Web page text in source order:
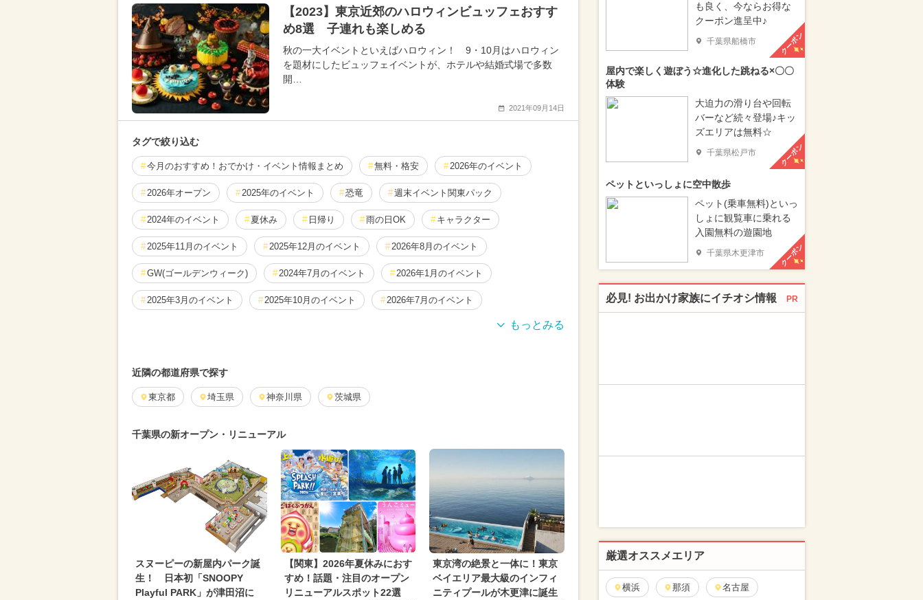
【2023】東京近郊のハロウィンビュッフェおすす
め8選 子連れも楽しめる
秋の一大イベントといえばハロウィン！ 9・10月はハロウィン
を題材にしたビュッフェイベントが、ホテルや結婚式場で多数
開…
2021年09月14日
タグで絞り込む
今月のおすすめ！おでかけ・イベント情報まとめ 無料・格安 2026年のイベント
2026年オープン 2025年のイベント 恐竜 週末イベント関東パック
2024年のイベント 夏休み 日帰り 雨の日OK キャラクター
2025年11月のイベント 2025年12月のイベント 2026年8月のイベント
GW(ゴールデンウィーク) 2024年7月のイベント 2026年1月のイベント
2025年3月のイベント 2025年10月のイベント 2026年7月のイベント
2026年3月のイベント
2024年4月のイベント 2024年9月のイベント
2024年8月のイベント 2025年1月のイベント
2025年7月のイベント 2026年4月のイベント 2024年10月のイベント
2025年2月のイベント 2025年5月のイベント ハロウィン 春休み
イルミネーション 夏休み（日帰り） 2023年12月のイベント
2024年5月のイベント 2025年6月のイベント 2024年6月のイベント
近隣の都道府県で探す
東京都 埼玉県 神奈川県 茨城県
千葉県の新オープン・リニューアル
スヌーピーの新屋内パーク誕
生！ 日本初「SNOOPY
Playful PARK」が津田沼に
【関東】2026年夏休みにおす
すめ！話題・注目のオープン
リニューアルスポット22選
東京湾の絶景と一体に！東京
ベイエリア最大級のインフィ
ニティプールが木更津に誕生
も良く、今ならお得な
クーポン進呈中♪
千葉県船橋市 クーポン
屋内で楽しく遊ぼう☆進化した跳ねる×〇〇
体験
大迫力の滑り台や回転
バーなど続々登場♪キッ
ズエリアは無料☆
千葉県松戸市 クーポン
ペットといっしょに空中散歩
ペット(乗車無料)といっ
しょに観覧車に乗れる
入園無料の遊園地
千葉県木更津市 クーポン
必見! お出かけ家族にイチオシ情報 PR
厳選オススメエリア
横浜 那須 名古屋